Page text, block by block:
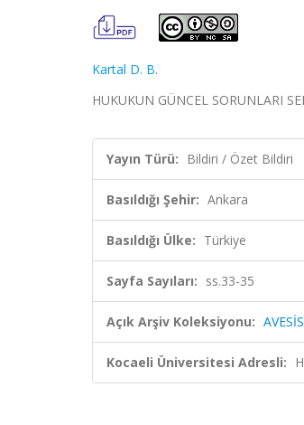
Kartal D. B.
HUKUKUN GÜNCEL SORUNLARI
Yayın Türü: Bildiri / Özet Bildiri
Basıldığı Şehir: Ankara
Basıldığı Ülke: Türkiye
Sayfa Sayıları: ss.33-35
Açık Arşiv Koleksiyonu:
Kocaeli Üniversitesi Adresli: